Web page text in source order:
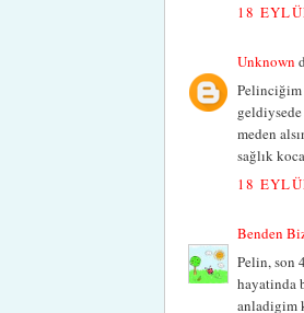
18
Unknown
Pelinciğim
meden
sağlık
18
Benden
Pelin, son
hayatinda
anladigim